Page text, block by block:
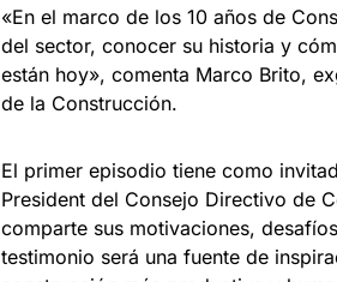
«En el marco de los 10 años de
del sector, conocer su historia y
están hoy», comenta Marco Brito,
de la Construcción.
El primer episodio tiene como
President del Consejo Directivo de
comparte sus motivaciones,
testimonio será una fuente de